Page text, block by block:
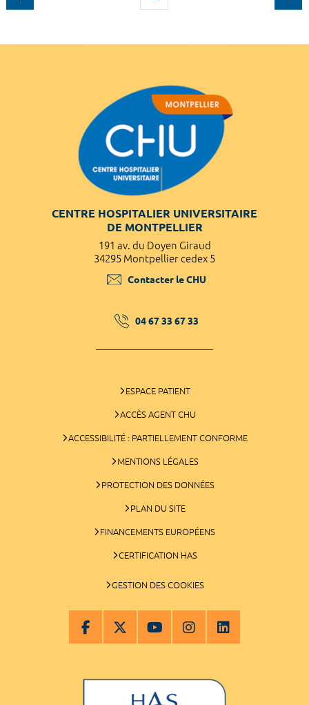
CENTRE HOSPITALIER UNIVERSITAIRE
DE MONTPELLIER
191 av. du Doyen Giraud
34295 Montpellier cedex 5
Contacter le CHU
04 67 33 67 33
ESPACE PATIENT
ACCÈS AGENT CHU
ACCESSIBILITÉ : PARTIELLEMENT CONFORME
MENTIONS LÉGALES
PROTECTION DES DONNÉES
PLAN DU SITE
FINANCEMENTS EUROPÉENS
CERTIFICATION HAS
GESTION DES COOKIES